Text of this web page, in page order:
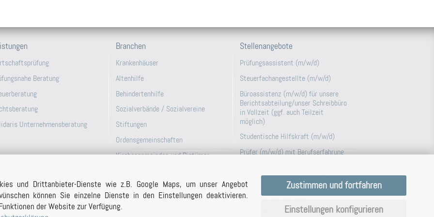
und Drittanbieter-Dienste wie z.B. Google Maps, um unser Angebot
können Sie einzelne Dienste in den Einstellungen deaktivieren.
der Website zur Verfügung.
Zustimmen und fortfahren
Einstellungen konfigurieren
Beratung
Unternehmensberatung
Branchen
Krankenhäuser
Altenhilfe
Behindertenhilfe
Sozialverbände / Sozialvereine
Stiftungen
Ordensgemeinschaften
Kirchengemeinden und Bistümer
Öffentlich-Rechtliche Unternehmen
Kinder- und Jugendhilfe
Stellenangebote
Prüfungsassistent (m/w/d)
Steuerfachangestellte (m/w/d)
Büroassistenz (m/w/d) für unsere
Berichtsabteilung/unser Schreibbüro
in Vollzeit (ggf. auch Teilzeit
möglich)
Studentische Hilfskraft (m/w/d)
Prüfer (m/w/d) mit Berufserfahrung
Masterstudiengang Auditing, Finance
and Taxation
Praktikum bei der BPG
Wirtschaftsprüfungsgesellschaft im